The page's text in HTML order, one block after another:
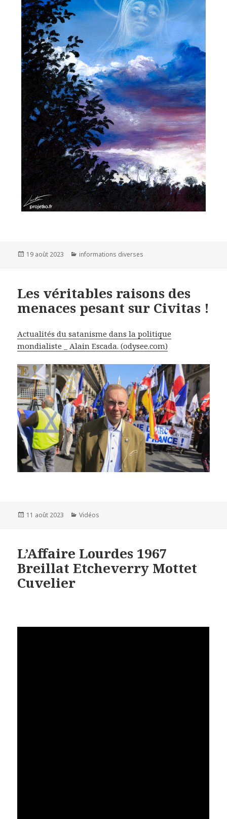
Publié
19 août 2023 Catégories
informations diverses
Les véritables raisons des
menaces pesant sur Civitas !
Actualités du satanisme dans la politique
mondialiste _ Alain Escada. (odysee.com)
Publié
11 août 2023 Catégories
Vidéos
L’Affaire Lourdes 1967
Breillat Etcheverry Mottet
Cuvelier